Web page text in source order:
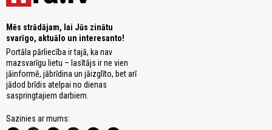
Mēs strādājam, lai Jūs zinātu
svarīgo, aktuālo un interesanto!
Portāla pārliecība ir tajā, ka nav
mazsvarīgu lietu – lasītājs ir ne vien
jāinformē, jābrīdina un jāizglīto, bet arī
jādod brīdis atelpai no dienas
saspringtajiem darbiem.
Sazinies ar mums: